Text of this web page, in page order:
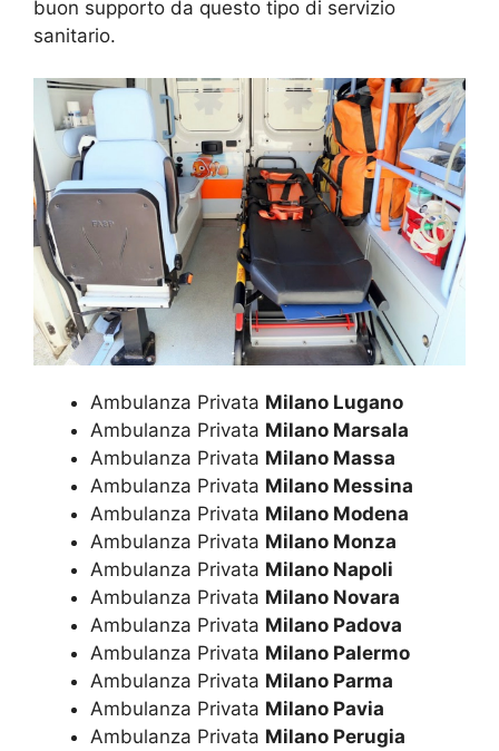
buon supporto da questo tipo di servizio
sanitario.
Ambulanza Privata Milano Lugano
Ambulanza Privata Milano Marsala
Ambulanza Privata Milano Massa
Ambulanza Privata Milano Messina
Ambulanza Privata Milano Modena
Ambulanza Privata Milano Monza
Ambulanza Privata Milano Napoli
Ambulanza Privata Milano Novara
Ambulanza Privata Milano Padova
Ambulanza Privata Milano Palermo
Ambulanza Privata Milano Parma
Ambulanza Privata Milano Pavia
Ambulanza Privata Milano Perugia